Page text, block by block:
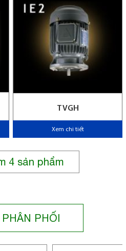
TVGH
Xem chi tiết
4sản phẩm
PHỐI